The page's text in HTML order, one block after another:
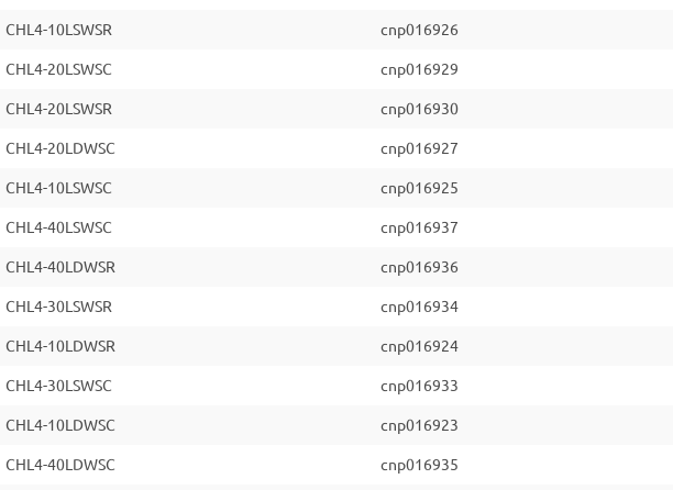
CHL4-10LSWSR cnp016926
CHL4-20LSWSC cnp016929
CHL4-20LSWSR cnp016930
CHL4-20LDWSC cnp016927
CHL4-10LSWSC cnp016925
CHL4-40LSWSC cnp016937
CHL4-40LDWSR cnp016936
CHL4-30LSWSR cnp016934
CHL4-10LDWSR cnp016924
CHL4-30LSWSC cnp016933
CHL4-10LDWSC cnp016923
CHL4-40LDWSC cnp016935